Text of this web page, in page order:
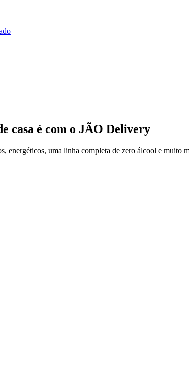
casa é com o JÃO Delivery
energéticos, uma linha completa de zero álcool e muito